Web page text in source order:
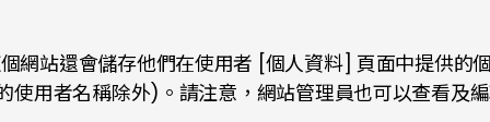
網站還會儲存他們在使用者 [個人資料] 頁面中提供的
用者名稱除外)。請注意，網站管理員也可以查看及